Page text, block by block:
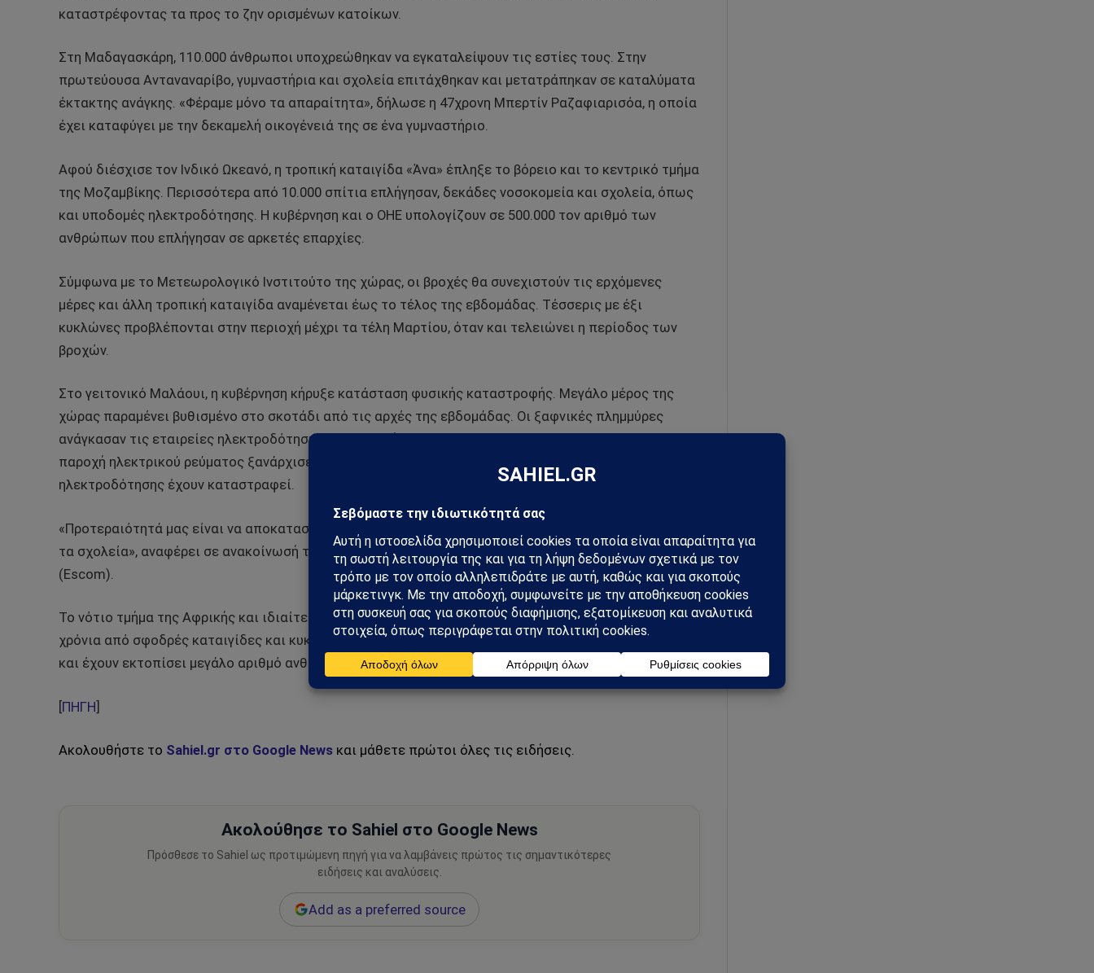
καταστρέφοντας τα προς το ζην ορισμένων κατοίκων.
Στη Μαδαγασκάρη, 110.000 άνθρωποι υποχρεώθηκαν να εγκαταλείψουν τις εστίες τους. Στην
πρωτεύουσα Ανταναναρίβο, γυμναστήρια και σχολεία επιτάχθηκαν και μετατράπηκαν σε καταλύματα
έκτακτης ανάγκης. «Φέραμε μόνο τα απαραίτητα», δήλωσε η 47χρονη Μπερτίν Ραζαφιαρισόα, η οποία
έχει καταφύγει με την δεκαμελή οικογένειά της σε ένα γυμναστήριο.
Αφού διέσχισε τον Ινδικό Ωκεανό, η τροπική καταιγίδα «Άνα» έπληξε το βόρειο και το κεντρικό τμήμα
της Μοζαμβίκης. Περισσότερα από 10.000 σπίτια επλήγησαν, δεκάδες νοσοκομεία και σχολεία, όπως
και υποδομές ηλεκτροδότησης. Η κυβέρνηση και ο ΟΗΕ υπολογίζουν σε 500.000 τον αριθμό των
ανθρώπων που επλήγησαν σε αρκετές επαρχίες.
Σύμφωνα με το Μετεωρολογικό Ινστιτούτο της χώρας, οι βροχές θα συνεχιστούν τις ερχόμενες
μέρες και άλλη τροπική καταιγίδα αναμένεται έως το τέλος της εβδομάδας. Τέσσερις με έξι
κυκλώνες προβλέπονται στην περιοχή μέχρι τα τέλη Μαρτίου, όταν και τελειώνει η περίοδος των
βροχών.
Στο γειτονικό Μαλάουι, η κυβέρνηση κήρυξε κατάσταση φυσικής καταστροφής. Μεγάλο μέρος της
χώρας παραμένει βυθισμένο στο σκοτάδι από τις αρχές της εβδομάδας. Οι ξαφνικές πλημμύρες
ανάγκασαν τις εταιρείες ηλεκτροδότησης να σταματήσουν τη λειτουργία των γεννητριών τους. Η
παροχή ηλεκτρικού ρεύματος ξανάρχισε σταδιακά εδώ και δύο μέρες, αλλά πολλές δομές
ηλεκτροδότησης έχουν καταστραφεί.
«Προτεραιότητά μας είναι να αποκαταστήσουμε την ηλεκτροδότηση στις εγκαταστάσεις υγείας και
τα σχολεία», αναφέρει σε ανακοίνωσή της η Επιτροπή Παροχής Ηλεκτρικού Ρεύματος του Μαλάουι
(Escom).
Το νότιο τμήμα της Αφρικής και ιδιαίτερα η Μοζαμβίκη έχουν πληγεί επανειλημμένως τα τελευταία
χρόνια από σφοδρές καταιγίδες και κυκλώνες, οι οποίοι έχουν προκαλέσει σοβαρές υλικές ζημιές
και έχουν εκτοπίσει μεγάλο αριθμό ανθρώπων.
ΠΗΓΗ
Ακολουθήστε το Sahiel.gr στο Google News και μάθετε πρώτοι όλες τις ειδήσεις.
Ακολούθησε το Sahiel στο Google News
Πρόσθεσε το Sahiel ως προτιμώμενη πηγή για να λαμβάνεις πρώτος τις σημαντικότερες
ειδήσεις και αναλύσεις.
Add as a preferred source